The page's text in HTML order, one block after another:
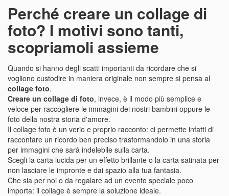
Perché creare un collage di
foto? I motivi sono tanti,
scopriamoli assieme
Quando si hanno degli scatti importanti da ricordare che si
vogliono custodire in maniera originale non sempre si pensa al
collage foto.
Creare un collage di foto, invece, è il modo più semplice e
veloce per raccogliere le immagini dei nostri bambini oppure le
foto della nostra storia d'amore.
Il collage foto è un verio e proprio racconto: ci permette infatti di
raccontare un ricordo ben preciso trasformandolo in una storia
per immagini che sarà indelebile sulla carta.
Scegli la carta lucida per un effetto brillante o la carta satinata per
non lasciare le impronte e dai spazio alla tua fantasia.
Che sia per noi o da regalare ad un evento speciale poco
importa: il collage è sempre la soluzione ideale.